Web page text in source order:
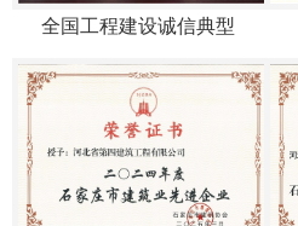
全国工程建设诚信典型